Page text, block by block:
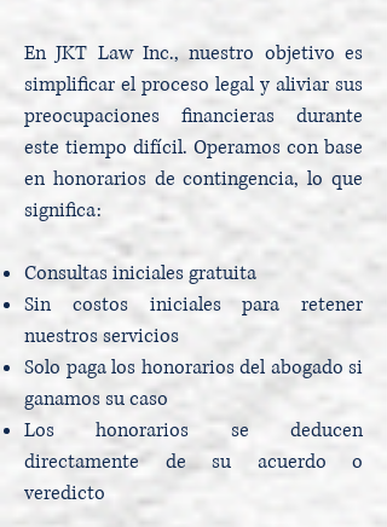
En JKT Law Inc., nuestro objetivo es
simplificar el proceso legal y aliviar sus
preocupaciones financieras durante
este tiempo difícil. Operamos con base
en honorarios de contingencia, lo que
significa:
Consultas iniciales gratuita
Sin costos iniciales para retener
nuestros servicios
Solo paga los honorarios del abogado si
ganamos su caso
Los honorarios se deducen
directamente de su acuerdo o
veredicto